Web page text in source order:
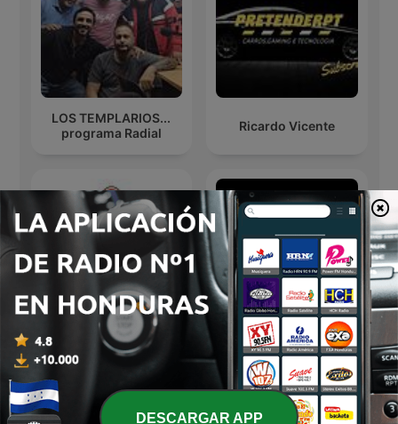
LOS TEMPLARIOS...
programa Radial
Ricardo Vicente
5 Under 5
Milenio Oscuro
Podcast
Más podcasts internacionales de Ocio
DESCARGAR APP